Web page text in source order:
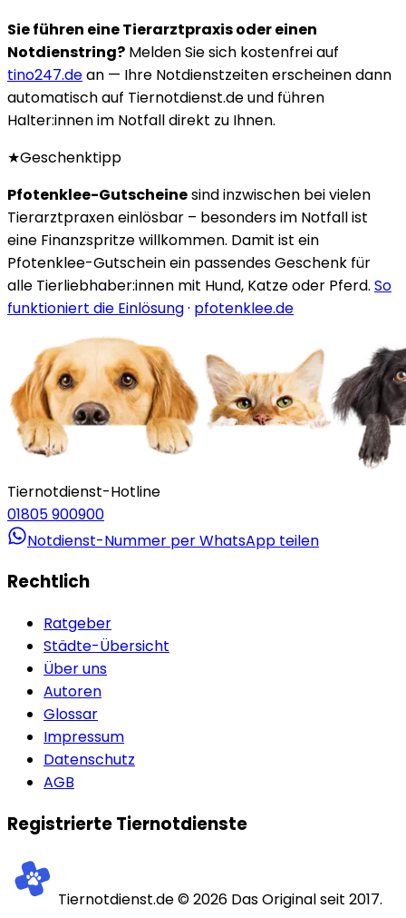
Sie führen eine Tierarztpraxis oder einen
Notdienstring? Melden Sie sich kostenfrei auf
tino247.dean — Ihre Notdienstzeiten erscheinen dann
automatisch auf Tiernotdienst.de und führen
Halter:innen im Notfall direkt zu Ihnen.
★Geschenktipp
Pfotenklee-Gutscheinesind inzwischen bei vielen
Tierarztpraxen einlösbar – besonders im Notfall ist
eine Finanzspritze willkommen. Damit ist ein
Pfotenklee-Gutschein ein passendes Geschenk für
alle Tierliebhaber:innen mit Hund, Katze oder Pferd. So
funktioniert die Einlösung· pfotenklee.de
Tiernotdienst-Hotline
01805 900900
Notdienst-Nummer per WhatsApp teilen
Rechtlich
Ratgeber
Städte-Übersicht
Über uns
Autoren
Glossar
Impressum
Datenschutz
AGB
Registrierte Tiernotdienste
Tiernotdienst.de ©2026 Das Original seit 2017.